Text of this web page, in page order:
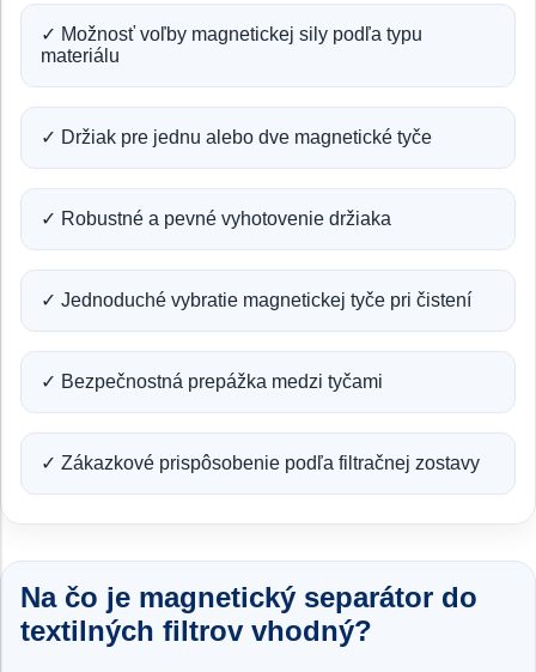
✓ Možnosť voľby magnetickej sily podľa typu
materiálu
✓ Držiak pre jednu alebo dve magnetické tyče
✓ Robustné a pevné vyhotovenie držiaka
✓ Jednoduché vybratie magnetickej tyče pri čistení
✓ Bezpečnostná prepážka medzi tyčami
✓ Zákazkové prispôsobenie podľa filtračnej zostavy
Na čo je magnetický separátor do
textilných filtrov vhodný?